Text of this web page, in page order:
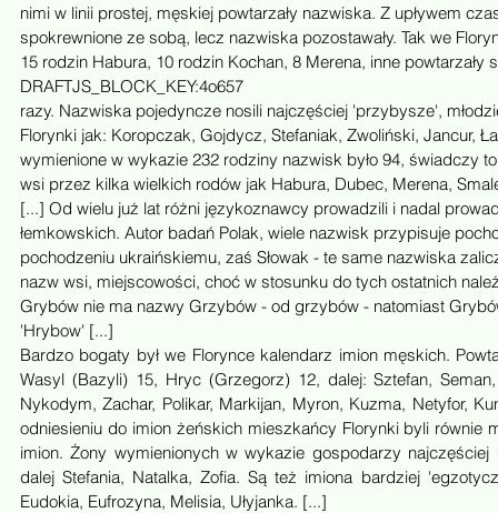
nimi w linii prostej, męskiej powtarzały nazwiska. Z upływem
spokrewnione ze sobą, lecz nazwiska pozostawały. Tak we
15 rodzin Habura, 10 rodzin Kochan, 8 Merena, inne powtarzały
DRAFTJS_BLOCK_KEY:4o657
razy. Nazwiska pojedyncze nosili najczęściej 'przybysze',
Florynki jak: Koropczak, Gojdycz, Stefaniak, Zwoliński, Jancur,
wymienione w wykazie 232 rodziny nazwisk było 94, świadczy
wsi przez kilka wielkich rodów jak Habura, Dubec, Merena,
[...] Od wielu już lat różni językoznawcy prowadzili i nadal
łemkowskich. Autor badań Polak, wiele nazwisk przypisuje
pochodzeniu ukraińskiemu, zaś Słowak - te same nazwiska
nazw wsi, miejscowości, choć w stosunku do tych ostatnich
Grybów nie ma nazwy Grzybów - od grzybów - natomiast
'Hrybow' [...]
Bardzo bogaty był we Florynce kalendarz imion męskich.
Wasyl (Bazyli) 15, Hryc (Grzegorz) 12, dalej: Sztefan,
Nykodym, Zachar, Polikar, Markijan, Myron, Kuzma, Netyfor,
odniesieniu do imion żeńskich mieszkańcy Florynki byli równie
imion. Żony wymienionych w wykazie gospodarzy
dalej Stefania, Natalka, Zofia. Są też imiona bardziej
Eudokia, Eufrozyna, Melisia, Ułyjanka. [...]